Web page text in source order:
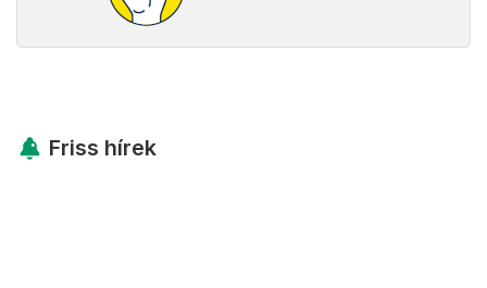
Friss hírek